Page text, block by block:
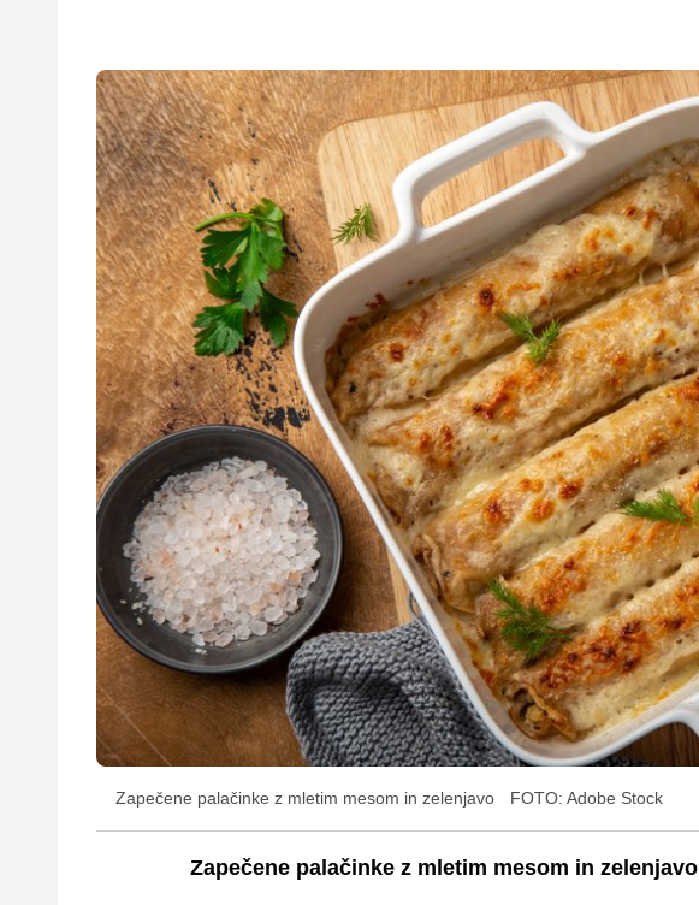
Zapečene palačinke z mletim mesom in zelenjavo FOTO: Adobe Stock
Zapečene palačinke z mletim mesom in zelenjavo